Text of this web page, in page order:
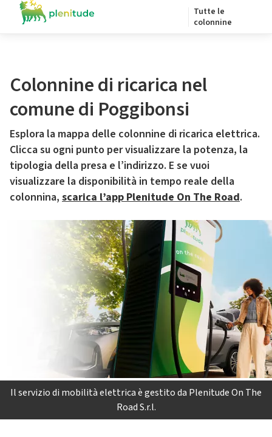
Tutte le
colonnine
Colonnine di ricarica nel
comune di Poggibonsi
Esplora la mappa delle colonnine di ricarica elettrica.
Clicca su ogni punto per visualizzare la potenza, la
tipologia della presa e l’indirizzo. E se vuoi
visualizzare la disponibilità in tempo reale della
colonnina, scarica l’app Plenitude On The Road.
Il servizio di mobilità elettrica è gestito da Plenitude On The
Road S.r.l.